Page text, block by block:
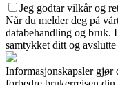
Jeg godtar vilkår og
Når du melder deg på
databehandling og bruk.
samtykket ditt og
Informasjonskapsler gjør